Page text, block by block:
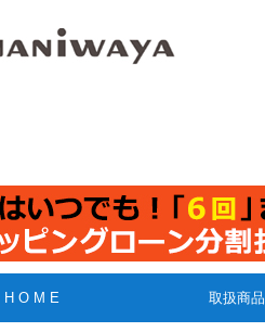
H O M E 取扱商品